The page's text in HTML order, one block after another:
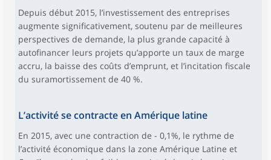
Depuis début 2015, l’investissement des entreprises
augmente significativement, soutenu par de meilleures
perspectives de demande, la plus grande capacité à
autofinancer leurs projets qu’apporte un taux de marge
accru, la baisse des coûts d’emprunt, et l’incitation fiscale
du suramortissement de 40 %.
L’activité se contracte en Amérique latine
En 2015, avec une contraction de - 0,1%, le rythme de
l’activité économique dans la zone Amérique Latine et